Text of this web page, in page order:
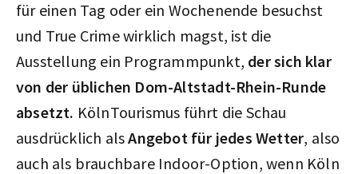
für einen Tag oder ein Wochenende besuchst
und True Crime wirklich magst, ist die
Ausstellung ein Programmpunkt, der sich klar
von der üblichen Dom-Altstadt-Rhein-Runde
absetzt. KölnTourismus führt die Schau
ausdrücklich alsAngebot für jedes Wetter, also
auch als brauchbare Indoor-Option, wenn Köln